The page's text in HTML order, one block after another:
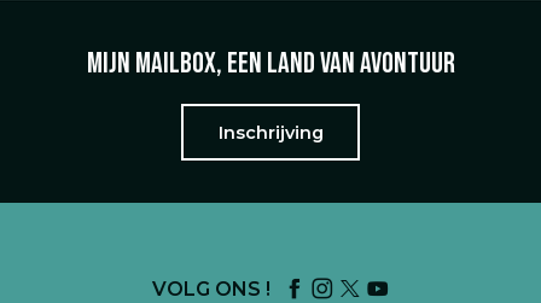
Mijn mailbox, een land van avontuur
Inschrijving
VOLG ONS !